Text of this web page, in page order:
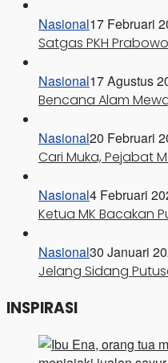
Nasional17 Februari
Satgas PKH
Nasional17 Agustus
Bencana Alam
Nasional20 Februari
Cari Muka, Pejabat
Nasional4 Februari
Ketua MK Bacakan
Nasional30 Januari
Jelang Sidang
INSPIRASI